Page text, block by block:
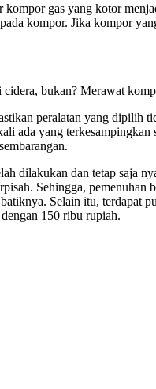
gas yang kotor
kompor. Jika kompor
bukan? Merawat
peralatan yang dipilih
ada yang
dilakukan dan tetap saja
Sehingga,
Selain itu, terdapat
150 ribu rupiah.